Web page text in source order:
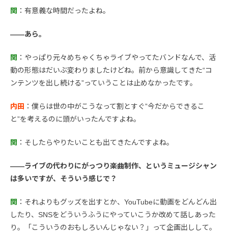
関 ：有意義な時間だったよね。
――あら。
関 ：やっぱり元々めちゃくちゃライブやってたバンドなんで、活
動の形態はだいぶ変わりましたけどね。前から意識してきた“コ
ンテンツを出し続ける”っていうことは止めなかったです。
内田 ：僕らは世の中がこうなって割とすぐ”今だからできるこ
と”を考えるのに頭がいったんですよね。
関 ：そしたらやりたいことも出てきたんですよね。
――ライブの代わりにがっつり楽曲制作、というミュージシャン
は多いですが、そういう感じで？
関 ：それよりもグッズを出すとか、YouTubeに動画をどんどん出
したり、SNSをどういうふうにやっていこうか改めて話しあった
り。「こういうのおもしろいんじゃない？」って企画出しして。